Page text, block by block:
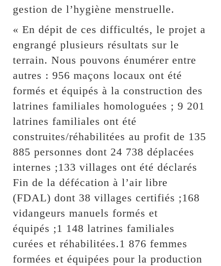
gestion de l’hygiène menstruelle.
« En dépit de ces difficultés, le projet a
engrangé plusieurs résultats sur le
terrain. Nous pouvons énumérer entre
autres : 956 maçons locaux ont été
formés et équipés à la construction des
latrines familiales homologuées ; 9 201
latrines familiales ont été
construites/réhabilitées au profit de 135
885 personnes dont 24 738 déplacées
internes ;133 villages ont été déclarés
Fin de la défécation à l’air libre
(FDAL) dont 38 villages certifiés ;168
vidangeurs manuels formés et
équipés ;1 148 latrines familiales
curées et réhabilitées.1 876 femmes
formées et équipées pour la production